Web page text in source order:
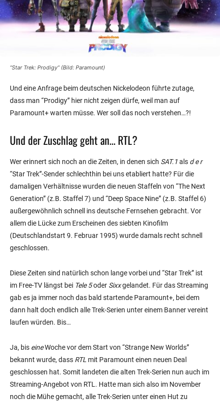
“Star Trek: Prodigy” (Bild: Paramount)
Und eine Anfrage beim deutschen Nickelodeon führte zutage,
dass man “Prodigy” hier nicht zeigen dürfe, weil man auf
Paramount+ warten müsse. Wer soll das noch verstehen…?!
Und der Zuschlag geht an… RTL?
Wer erinnert sich noch an die Zeiten, in denen sich SAT.1als d e r
“Star Trek”-Sender schlechthin bei uns etabliert hatte? Für die
damaligen Verhältnisse wurden die neuen Staffeln von “The Next
Generation” (z.B. Staffel 7) und “Deep Space Nine” (z.B. Staffel 6)
außergewöhnlich schnell ins deutsche Fernsehen gebracht. Vor
allem die Lücke zum Erscheinen des siebten Kinofilm
(Deutschlandstart 9. Februar 1995) wurde damals recht schnell
geschlossen.
Diese Zeiten sind natürlich schon lange vorbei und “Star Trek” ist
im Free-TV längst bei Tele 5oder Sixxgelandet. Für das Streaming
gab es ja immer noch das bald startende Paramount+, bei dem
dann halt doch endlich alle Trek-Serien unter einem Banner vereint
laufen würden. Bis…
Ja, bis eineWoche vor dem Start von “Strange New Worlds”
bekannt wurde, dass RTL mit Paramount einen neuen Deal
geschlossen hat. Somit landeten die alten Trek-Serien nun auch im
Streaming-Angebot von RTL. Hatte man sich also im November
noch die Mühe gemacht, alle Trek-Serien unter einen Hut zu